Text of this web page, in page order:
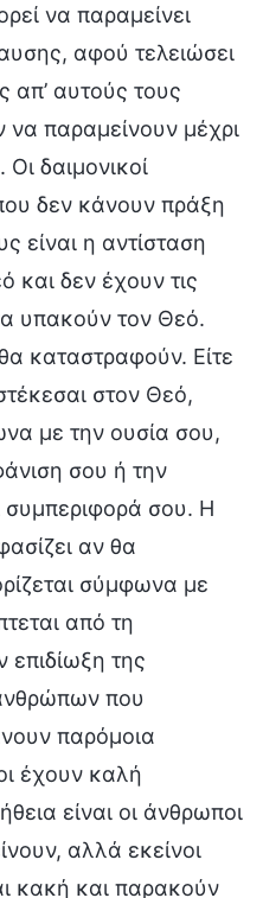
να παραμείνει
αφού τελειώσει
απ’ αυτούς τους
παραμείνουν μέχρι
δαιμονικοί
δεν κάνουν πράξη
είναι η αντίσταση
και δεν έχουν τις
υπακούν τον Θεό.
καταστραφούν. Είτε
στον Θεό,
με την ουσία σου,
σου ή την
συμπεριφορά σου. Η
αν θα
σύμφωνα με
από τη
επιδίωξη της
που
παρόμοια
έχουν καλή
είναι οι άνθρωποι
αλλά εκείνοι
κακή και παρακούν